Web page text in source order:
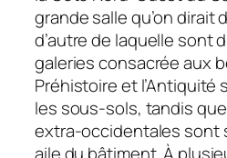
grande salle qu’on dirait
d’autre de laquelle sont
galeries consacrée aux
Préhistoire et
les sous-sols, tandis
extra-occidentales sont